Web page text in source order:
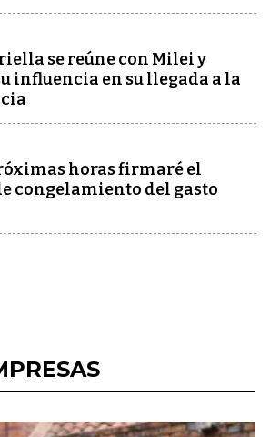
se reúne con Milei y
influencia en su llegada a la
horas firmaré el
congelamiento del gasto